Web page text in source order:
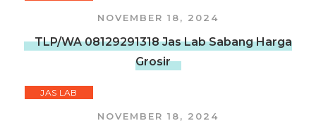
NOVEMBER 18, 2024
TLP/WA 08129291318 Jas Lab Sabang Harga
Grosir
JAS LAB
NOVEMBER 18, 2024